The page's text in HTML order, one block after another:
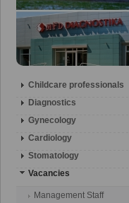
Childcare professionals
Diagnostics
Gynecology
Cardiology
Stomatology
Vacancies
Management Staff